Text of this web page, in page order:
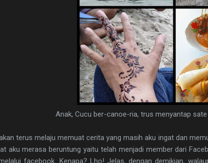
Anak, Cucu ber-canoe-ria, trus menyantap
terus melaju memuat cerita yang masih aku ingat dan
aku merasa beruntung yaitu telah menjadi member dari
facebook. Kenapa? Lho! Jelas, dengan demikian,